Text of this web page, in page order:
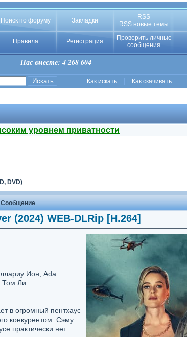
Поиск по форуму Закладки
RSS
RSS новые темы
Правила Регистрация
Проверить личные
сообщения
Нас вместе: 4 268 604
Как искать Как скачивать
уровнем приватности
DVD)
Сообщение
(2024) WEB-DLRip [H.264]
Ион, Ada
Том Ли
в огромный пентхаус
конкурентом. Сэму
практически нет.